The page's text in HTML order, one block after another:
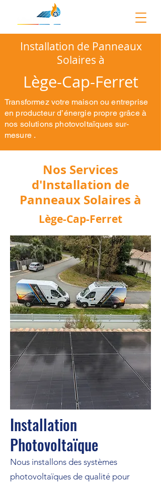
Installation de Panneaux
Solaires à
Lège-Cap-Ferret
Transformez votre maison ou entreprise
en producteur d’énergie propre grâce à
nos solutions photovoltaïques sur-
mesure .
Nos Services
d'Installation de
Panneaux Solaires à
Lège-Cap-Ferret
Installation
Photovoltaïque
Nous installons des systèmes
photovoltaïques de qualité pour